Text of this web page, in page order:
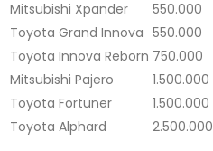
Mitsubishi Xpander 550.000
Toyota Grand Innova 550.000
Toyota Innova Reborn 750.000
Mitsubishi Pajero
1.500.000
Toyota Fortuner
1.500.000
Toyota Alphard
2.500.000